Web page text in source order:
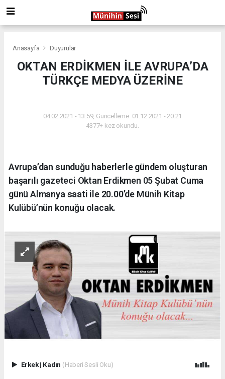
Anasayfa Duyurular
OKTAN ERDİKMEN İLE AVRUPA’DA
TÜRKÇE MEDYA ÜZERİNE
04.02.2021 - 13:59, Güncelleme: 01.12.2021 - 20:21
4377+ kez okundu.
Avrupa’dan sunduğu haberlerle gündem oluşturan
başarılı gazeteci Oktan Erdikmen 05 Şubat Cuma
günü Almanya saati ile 20.00’de Münih Kitap
Kulübü’nün konuğu olacak.
Erkek| Kadın (Haberi Sesli Oku)